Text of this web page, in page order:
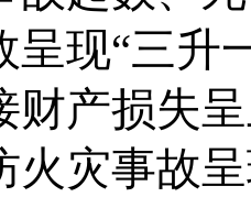
呈现“三升
财产损失
火灾事故